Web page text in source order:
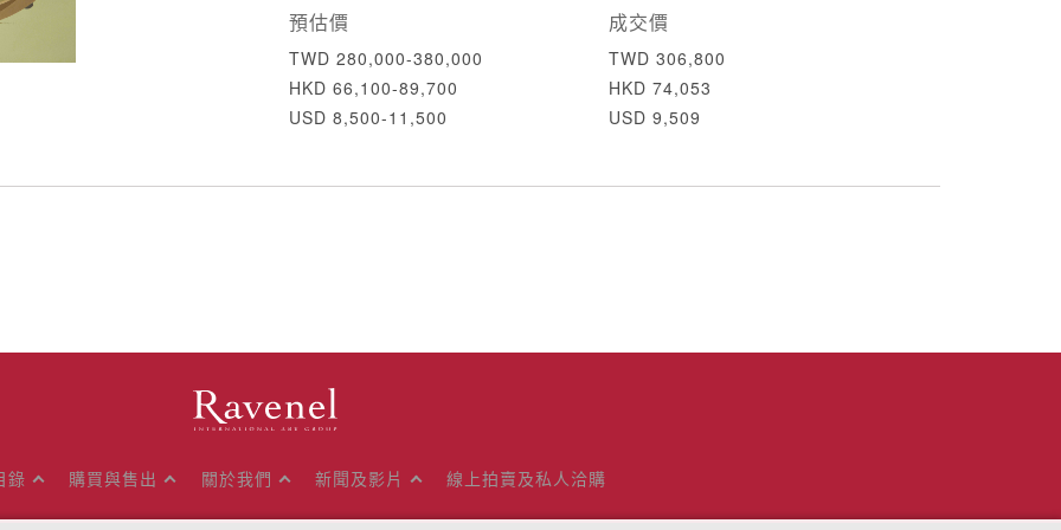
預估價
TWD 280,000-380,000
HKD 66,100-89,700
USD 8,500-11,500
成交價
TWD 306,800
HKD 74,053
USD 9,509
錄 購買與售出 關於我們 新聞及影片 線上拍賣及私人洽購